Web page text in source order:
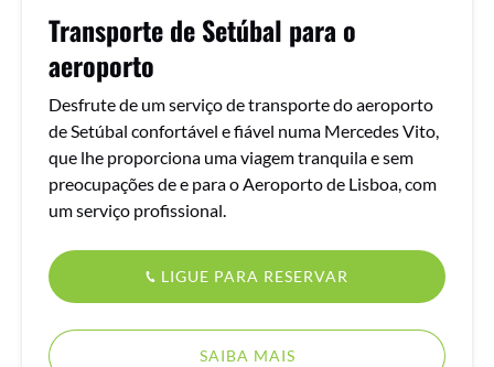
Transporte de Setúbal para o
aeroporto
Desfrute de um serviço de transporte do aeroporto
de Setúbal confortável e fiável numa Mercedes Vito,
que lhe proporciona uma viagem tranquila e sem
preocupações de e para o Aeroporto de Lisboa, com
um serviço profissional.
LIGUE PARA RESERVAR
SAIBA MAIS